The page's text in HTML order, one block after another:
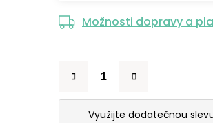
Možnosti dopravy a
Využijte dodatečnou